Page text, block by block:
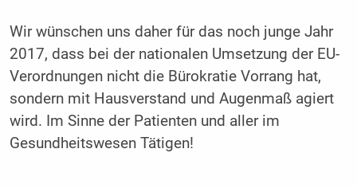
Wir wünschen uns daher für das noch junge Jahr
2017, dass bei der nationalen Umsetzung der EU-
Verordnungen nicht die Bürokratie Vorrang hat,
sondern mit Hausverstand und Augenmaß agiert
wird. Im Sinne der Patienten und aller im
Gesundheitswesen Tätigen!